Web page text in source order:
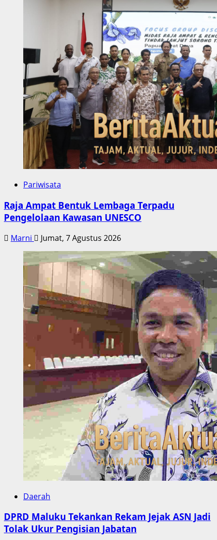
Pariwisata
Raja Ampat Bentuk Lembaga Terpadu
Pengelolaan Kawasan UNESCO
Marni Jumat, 7 Agustus 2026
Daerah
DPRD Maluku Tekankan Rekam Jejak ASN Jadi
Tolak Ukur Pengisian Jabatan